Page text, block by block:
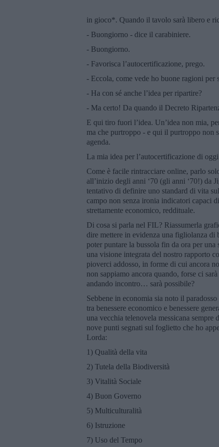
in gioco*. Quando il tavolo sarà libero e
- Buongiorno - dice il carabiniere.
- Buongiorno.
- Favorisca l’autocertificazione, prego.
- Eccola, come vede ho buone ragioni per
- Ha con sé anche l’idea per ripartire?
- Ma certo! Da quando il Decreto
E qui tiro fuori l’idea. Un’idea non mia,
ma che purtroppo - e qui il purtroppo non
agenda.
La mia idea per l’autocertificazione di
Come è facile rintracciare online, parlo
all’inizio degli anni ‘70 (gli anni ‘70!) da
tentativo di definire uno standard di vita
campo non senza ironia indicatori capaci
strettamente economico, reddituale.
Di cosa si parla nel FIL? Riassumerla
dire mettere in evidenza una figliolanza
poter puntare la bussola fin da ora per
una visione integrata del nostro rapporto
pioverci addosso, in forme di cui ancora
non sappiamo ancora quando, forse ci
andando incontro… sarà possibile?
Sebbene in economia sia noto il
tra benessere economico e benessere
una vecchia telenovela messicana
nove punti segnati sul foglietto che ho
Lorda:
1) Qualità della vita
2) Tutela della Biodiversità
3) Vitalità Sociale
4) Buon Governo
5) Multiculturalità
6) Istruzione
7) Uso del Tempo